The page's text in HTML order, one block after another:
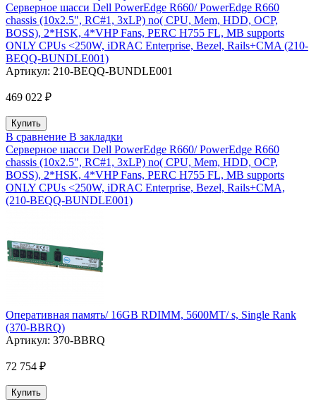
Серверное шасси Dell PowerEdge R660/ PowerEdge R660
chassis (10x2.5", RC#1, 3xLP) no( CPU, Mem, HDD, OCP,
BOSS), 2*HSK, 4*VHP Fans, PERC H755 FL, MB supports
ONLY CPUs <250W, iDRAC Enterprise, Bezel, Rails+CMA (210-
BEQQ-BUNDLE001)
Артикул: 210-BEQQ-BUNDLE001
469 022 ₽
В сравнение В закладки
Серверное шасси Dell PowerEdge R660/ PowerEdge R660
chassis (10x2.5", RC#1, 3xLP) no( CPU, Mem, HDD, OCP,
BOSS), 2*HSK, 4*VHP Fans, PERC H755 FL, MB supports
ONLY CPUs <250W, iDRAC Enterprise, Bezel, Rails+CMA,
(210-BEQQ-BUNDLE001)
Оперативная память/ 16GB RDIMM, 5600MT/ s, Single Rank
(370-BBRQ)
Артикул: 370-BBRQ
72 754 ₽